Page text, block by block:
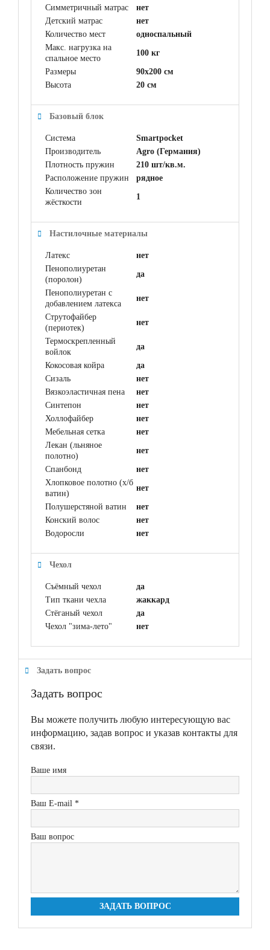
Симметричный матрас
нет
Детский матрас
нет
Количество мест
односпальный
Макс. нагрузка на
спальное место
100 кг
Размеры
90x200 см
Высота
20 см
Базовый блок
Система
Smartpocket
Производитель
Agro (Германия)
Плотность пружин
210 шт/кв.м.
Расположение пружин
рядное
Количество зон
жёсткости
1
Настилочные материалы
Латекс
нет
Пенополиуретан
(поролон)
да
Пенополиуретан с
добавлением латекса
нет
Струтофайбер
(периотек)
нет
Термоскрепленный
войлок
да
Кокосовая койра
да
Сизаль
нет
Вязкоэластичная пена
нет
Синтепон
нет
Холлофайбер
нет
Мебельная сетка
нет
Лекан (льняное
полотно)
нет
Спанбонд
нет
Хлопковое полотно (х/б
ватин)
нет
Полушерстяной ватин
нет
Конский волос
нет
Водоросли
нет
Чехол
Съёмный чехол
да
Тип ткани чехла
жаккард
Стёганый чехол
да
Чехол "зима-лето"
нет
Задать вопрос
Задать вопрос
Вы можете получить любую интересующую вас
информацию, задав вопрос и указав контакты для
связи.
Ваше имя
Ваш E-mail *
Ваш вопрос
ЗАДАТЬ ВОПРОС